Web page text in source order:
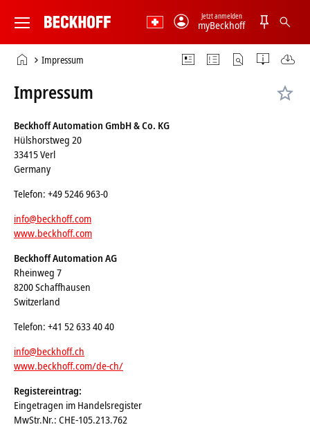
New
Technology
myBeckhoff
Jetzt anmelden
StartseiteImpressum
Impressum
Beckhoff Automation GmbH & Co. KG
Hülshorstweg 20
33415 Verl
Germany
Telefon: +49 5246 963-0
info@beckhoff.com
www.beckhoff.com
Beckhoff Automation AG
Rheinweg 7
8200 Schaffhausen
Switzerland
Telefon: +41 52 633 40 40
info@beckhoff.ch
www.beckhoff.com/de-ch/
Registereintrag:
Eingetragen im Handelsregister
MwStr.Nr.: CHE-105.213.762